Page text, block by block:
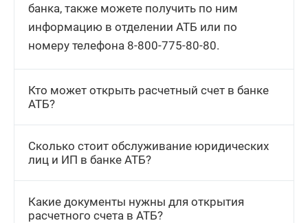
банка, также можете получить по ним
информацию в отделении АТБ или по
номеру телефона 8-800-775-80-80.
Кто может открыть расчетный счет в банке
АТБ?
Сколько стоит обслуживание юридических
лиц и ИП в банке АТБ?
Какие документы нужны для открытия
расчетного счета в АТБ?